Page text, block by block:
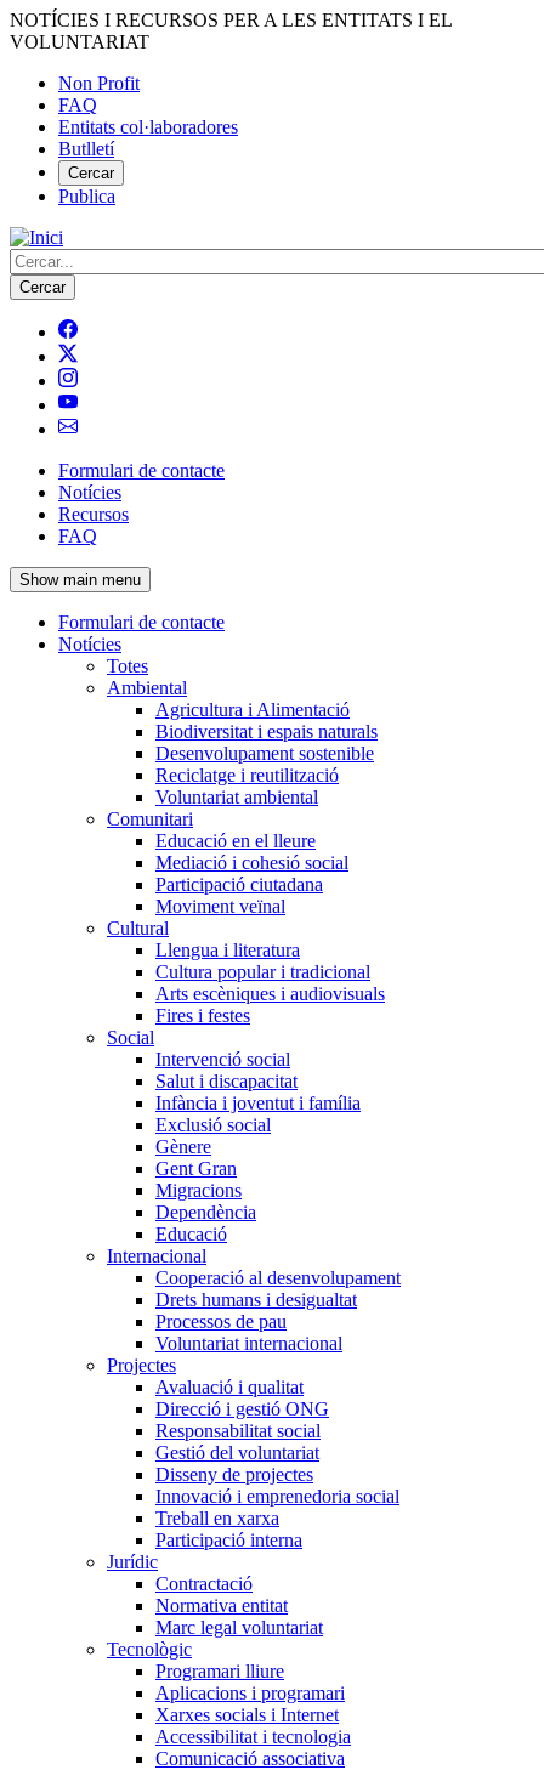
Vés
al
NOTÍCIES I RECURSOS PER A LES ENTITATS I EL
VOLUNTARIAT
Menú
del
compte
d'usuari
Non Profit
FAQ
Entitats col·laboradores
Butlletí
Cercar
Publica
Cerca
Navegació
principal
de
l'encapçalament
Formulari de contacte
Notícies
Recursos
FAQ
Show main menu
Navegació
principal
Formulari de contacte
Notícies
Totes
Ambiental
Agricultura i Alimentació
Biodiversitat i espais naturals
Desenvolupament sostenible
Reciclatge i reutilització
Voluntariat ambiental
Comunitari
Educació en el lleure
Mediació i cohesió social
Participació ciutadana
Moviment veïnal
Cultural
Llengua i literatura
Cultura popular i tradicional
Arts escèniques i audiovisuals
Fires i festes
Social
Intervenció social
Salut i discapacitat
Infància i joventut i família
Exclusió social
Gènere
Gent Gran
Migracions
Dependència
Educació
Internacional
Cooperació al desenvolupament
Drets humans i desigualtat
Processos de pau
Voluntariat internacional
Projectes
Avaluació i qualitat
Direcció i gestió ONG
Responsabilitat social
Gestió del voluntariat
Disseny de projectes
Innovació i emprenedoria social
Treball en xarxa
Participació interna
Jurídic
Contractació
Normativa entitat
Marc legal voluntariat
Tecnològic
Programari lliure
Aplicacions i programari
Xarxes socials i Internet
Accessibilitat i tecnologia
Comunicació associativa